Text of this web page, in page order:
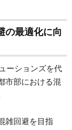
の最適化に向
ーションズを代
市部における混
雑回避を目指